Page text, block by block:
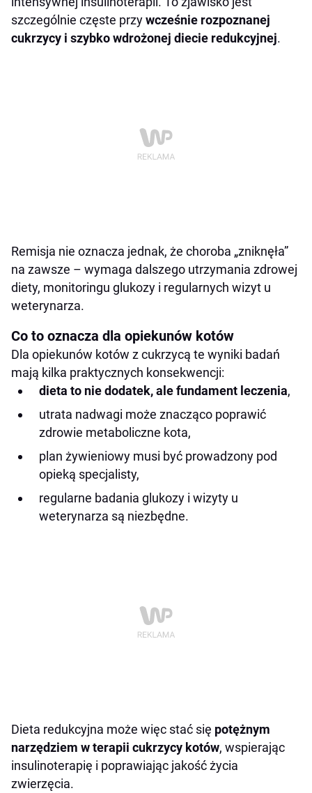
szczególnie częste przywcześnie rozpoznanej
cukrzycy i szybko wdrożonej diecie redukcyjnej.
Remisja nie oznacza jednak, że choroba „zniknęła”
na zawsze – wymaga dalszego utrzymania zdrowej
diety, monitoringu glukozy i regularnych wizyt u
weterynarza.
Co to oznacza dla opiekunów kotów
Dla opiekunów kotów z cukrzycą te wyniki badań
mają kilka praktycznych konsekwencji:
dieta to nie dodatek, ale fundament leczenia,
utrata nadwagi może znacząco poprawić
zdrowie metaboliczne kota,
plan żywieniowy musi być prowadzony pod
opieką specjalisty,
regularne badania glukozy i wizyty u
weterynarza są niezbędne.
Dieta redukcyjna może więc stać się potężnym
narzędziem w terapii cukrzycy kotów, wspierając
insulinoterapię i poprawiając jakość życia
zwierzęcia.